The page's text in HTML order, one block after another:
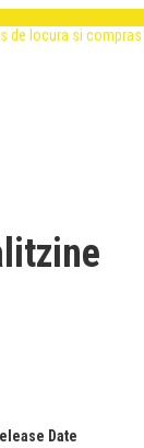
de locura si
Date